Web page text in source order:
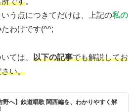
う点につきてだけは、上記の私の
たわけです(^^;
ては、 以下の記事でも解説してお
い。
野へ】鉄道唱歌 関西編を、わかりやすく解